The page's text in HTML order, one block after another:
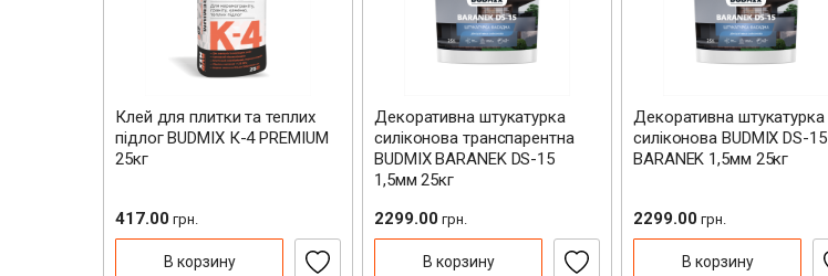
Клей для плитки та теплих
підлог BUDMIX К-4 PREMIUM
25кг
417.00 грн.
В корзину
Декоративна штукатурка
силіконова транспарентна
BUDMIX BARANEK DS-15
1,5мм 25кг
2299.00 грн.
В корзину
Декоративна штукатурка
силіконова BUDMIX DS-15
BARANEK 1,5мм 25кг
2299.00 грн.
В корзину